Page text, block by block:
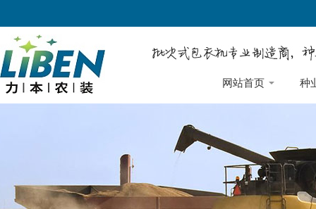
网站首页 种